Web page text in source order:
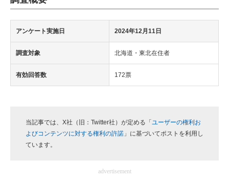
アンケート実施日 2024年12月11日
調査対象 北海道・東北在住者
有効回答数 172票
当記事では、X社（旧：Twitter社）が定める「 ユーザーの権利お
よびコンテンツに対する権利の許諾 」に基づいてポストを利用し
ています。
advertisement